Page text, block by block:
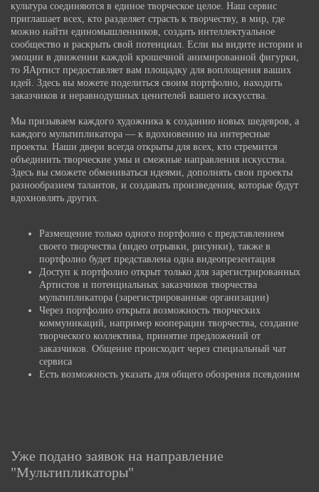
культура соединяются в единое творческое целое. Наш сервис
приглашает всех, кто разделяет страсть к творчеству, в мир, где
можно найти единомышленников, создать интеллектуальное
сообщество и раскрыть свой потенциал. Если вы видите истории и
эмоции в движении каждой крошечной анимированной фигурки,
то ЯАртист предоставляет вам площадку для воплощения ваших
идей. Здесь вы можете поделиться своим портфолио, находить
заказчиков и неравнодушных ценителей вашего искусства.
Мы призываем каждого художника к созданию новых шедевров, а
каждого мультипликатора — к вдохновению на интересные
проекты. Наши двери всегда открыты для всех, кто стремится
объединить творческие умы и смежные направления искусства.
Здесь вы сможете обмениваться идеями, дополнять свои проекты
разнообразием талантов, и создавать произведения, которые будут
вдохновлять других.
Размещение только одного портфолио с представлением
своего творчества (видео отрывки, рисунки), также в
портфолио будет представлена одна видеопрезентация
Доступ к портфолио открыт только для зарегистрированных
Артистов и потенциальных заказчиков творчества
мультипликатора (зарегистрированные организации)
Через портфолио открыта возможность творческих
коммуникаций, например кооперации творчества, создание
творческого коллектива, принятие предложений от
заказчиков. Общение происходит через специальный чат
сервиса
Есть возможность указать для общего обозрения псевдоним
Уже подано заявок на направление
"Мультипликаторы"